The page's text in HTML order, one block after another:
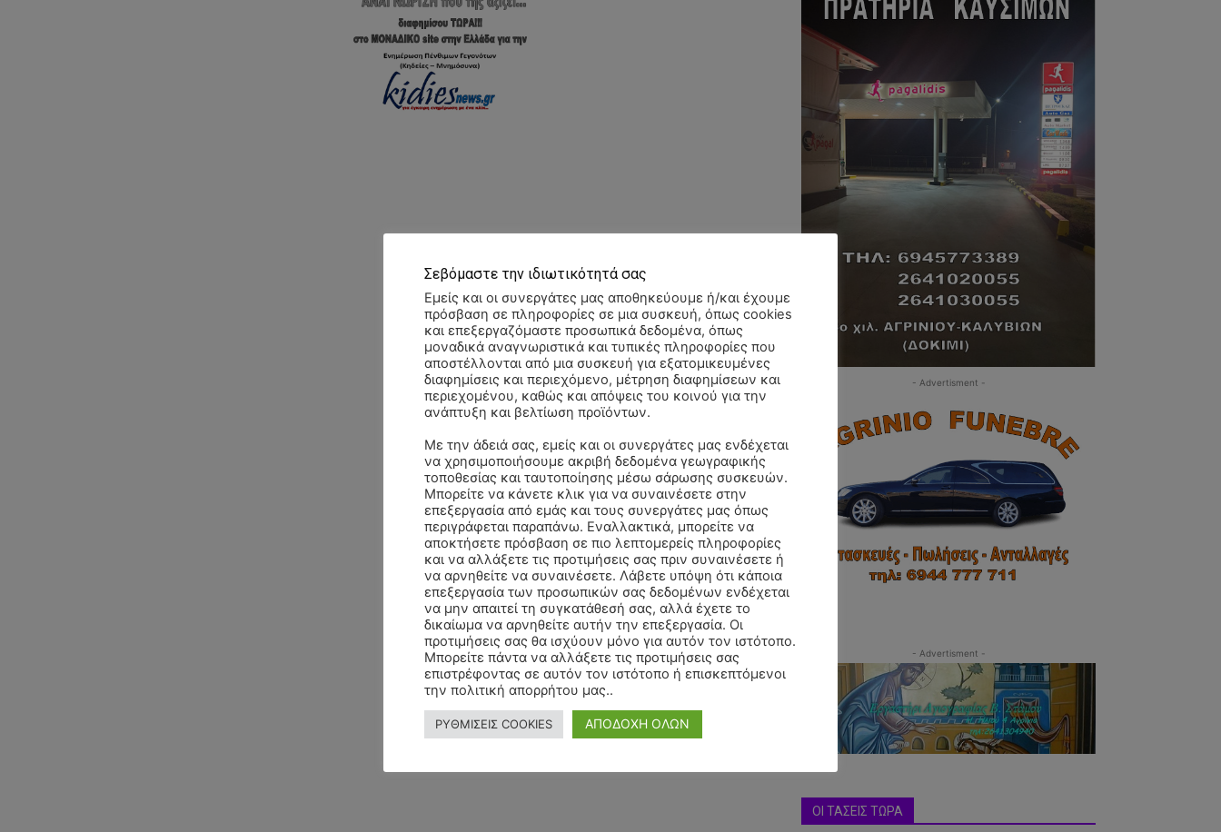
- Advertisment -
- Advertisment -
ΟΙ ΤΑΣΕΙΣ ΤΩΡΑ
Σεβόμαστε την ιδιωτικότητά σας
Εμείς και οι συνεργάτες μας αποθηκεύουμε ή/και έχουμε
πρόσβαση σε πληροφορίες σε μια συσκευή, όπως cookies
και επεξεργαζόμαστε προσωπικά δεδομένα, όπως
μοναδικά αναγνωριστικά και τυπικές πληροφορίες που
αποστέλλονται από μια συσκευή για εξατομικευμένες
διαφημίσεις και περιεχόμενο, μέτρηση διαφημίσεων και
περιεχομένου, καθώς και απόψεις του κοινού για την
ανάπτυξη και βελτίωση προϊόντων.
Με την άδειά σας, εμείς και οι συνεργάτες μας ενδέχεται
να χρησιμοποιήσουμε ακριβή δεδομένα γεωγραφικής
τοποθεσίας και ταυτοποίησης μέσω σάρωσης συσκευών.
Μπορείτε να κάνετε κλικ για να συναινέσετε στην
επεξεργασία από εμάς και τους συνεργάτες μας όπως
περιγράφεται παραπάνω. Εναλλακτικά, μπορείτε να
αποκτήσετε πρόσβαση σε πιο λεπτομερείς πληροφορίες
και να αλλάξετε τις προτιμήσεις σας πριν συναινέσετε ή
να αρνηθείτε να συναινέσετε. Λάβετε υπόψη ότι κάποια
επεξεργασία των προσωπικών σας δεδομένων ενδέχεται
να μην απαιτεί τη συγκατάθεσή σας, αλλά έχετε το
δικαίωμα να αρνηθείτε αυτήν την επεξεργασία. Οι
προτιμήσεις σας θα ισχύουν μόνο για αυτόν τον ιστότοπο.
Μπορείτε πάντα να αλλάξετε τις προτιμήσεις σας
επιστρέφοντας σε αυτόν τον ιστότοπο ή επισκεπτόμενοι
την πολιτική απορρήτου μας..
ΡΥΘΜΙΣΕΙΣ COOKIES ΑΠΟΔΟΧΗ ΟΛΩΝ